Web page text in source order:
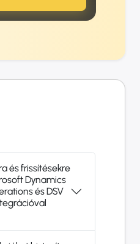
és frissítésekre
Dynamics
és DSV